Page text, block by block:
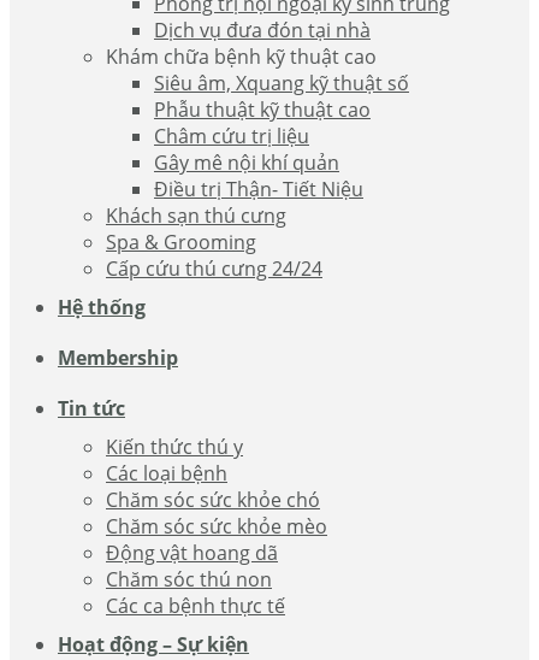
Dịch vụ đưa đón tại nhà
Khám chữa bệnh kỹ thuật cao
Siêu âm, Xquang kỹ thuật số
Phẫu thuật kỹ thuật cao
Châm cứu trị liệu
Gây mê nội khí quản
Điều trị Thận- Tiết Niệu
Khách sạn thú cưng
Spa & Grooming
Cấp cứu thú cưng 24/24
Hệ thống
Membership
Tin tức
Kiến thức thú y
Các loại bệnh
Chăm sóc sức khỏe chó
Chăm sóc sức khỏe mèo
Động vật hoang dã
Chăm sóc thú non
Các ca bệnh thực tế
Hoạt động – Sự kiện